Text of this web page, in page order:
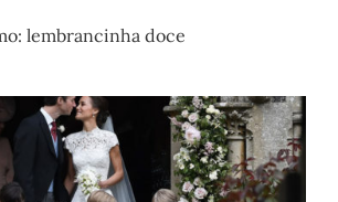
lembrancinha doce